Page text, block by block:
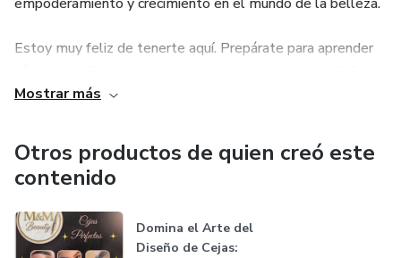
Estoy muy feliz de tenerte aquí. Prepárate para aprender
del acompañamiento
Instagram: @mym.beautys
Mostrar más
Otros productos de quien creó este
contenido
Domina el Arte del
Diseño de Cejas: